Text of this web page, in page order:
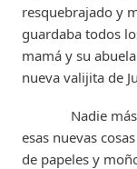
resquebrajado y
guardaba todos
mamá y su
nueva valijita de
Nadie
esas nuevas
de papeles y